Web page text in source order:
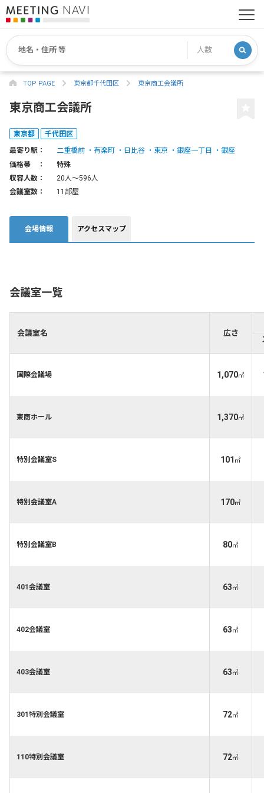
TOP PAGE 東京都千代田区 東京商工会議所
東京商工会議所
東京都 千代田区
最寄り駅： 二重橋前 有楽町 日比谷 東京 銀座一丁目
銀座
価格帯 ：
特殊
収容人数：
20人〜596人
会議室数：
11部屋
会場情報 アクセスマップ
会議室一覧
会議室名 広さ
国際会議場 1,070㎡
東商ホール 1,370㎡
特別会議室S 101 ㎡
特別会議室A 170㎡
特別会議室B 80㎡
401会議室 63㎡
402会議室 63㎡
403会議室 63㎡
301特別会議室 72㎡
110特別会議室 72㎡